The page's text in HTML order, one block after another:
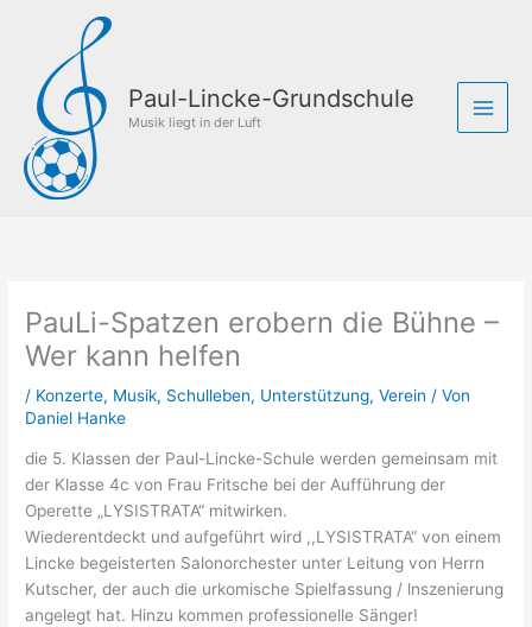
springen
Paul-Lincke-Grundschule
Musik liegt in der Luft
PauLi-Spatzen erobern die Bühne –
Wer kann helfen
/ Konzerte, Musik, Schulleben, Unterstützung,Verein / Von
Daniel Hanke
die 5. Klassen der Paul-Lincke-Schule werden gemeinsam mit
der Klasse 4c von Frau Fritsche bei der Aufführung der
Operette „LYSISTRATA“ mitwirken.
Wiederentdeckt und aufgeführt wird ,,LYSISTRATA“ von einem
Lincke begeisterten Salonorchester unter Leitung von Herrn
Kutscher, der auch die urkomische Spielfassung / lnszenierung
angelegt hat. Hinzu kommen professionelle Sänger!